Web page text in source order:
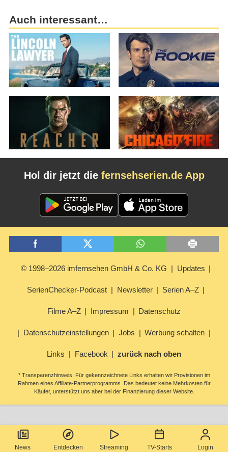
News Entdecken Streaming TV-Starts Login
Auch interessant…
Hol dir jetzt die fernsehserien.de App
© 1998–2026 imfernsehen GmbH & Co. KG Updates
SerienChecker-Podcast Newsletter Serien A–Z
Filme A–Z Impressum Datenschutz
Datenschutzeinstellungen Jobs Werbung schalten
Links Facebook zurück nach oben
* Transparenzhinweis: Für gekennzeichnete Links erhalten wir Provisionen im
Rahmen eines Affiliate-Partnerprogramms. Das bedeutet keine Mehrkosten für
Käufer, unterstützt uns aber bei der Finanzierung dieser Website.